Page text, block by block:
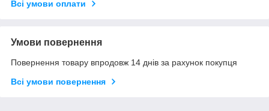
Всі умови оплати
Умови повернення
Повернення товару впродовж 14 днів за рахунок покупця
Всі умови повернення